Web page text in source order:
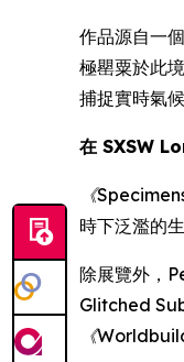
作品源自一
極罌粟於此
捕捉實時氣
在 SXSW
《
時下泛濫的
除展覽外，
Glitched
《